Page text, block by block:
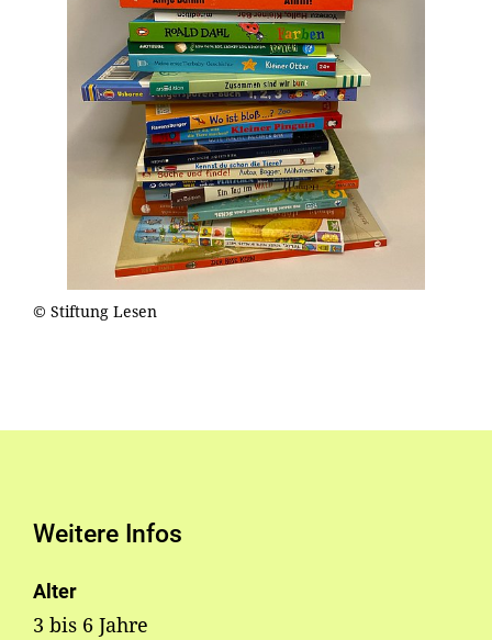
© Stiftung Lesen
Weitere Infos
Alter
3 bis 6 Jahre